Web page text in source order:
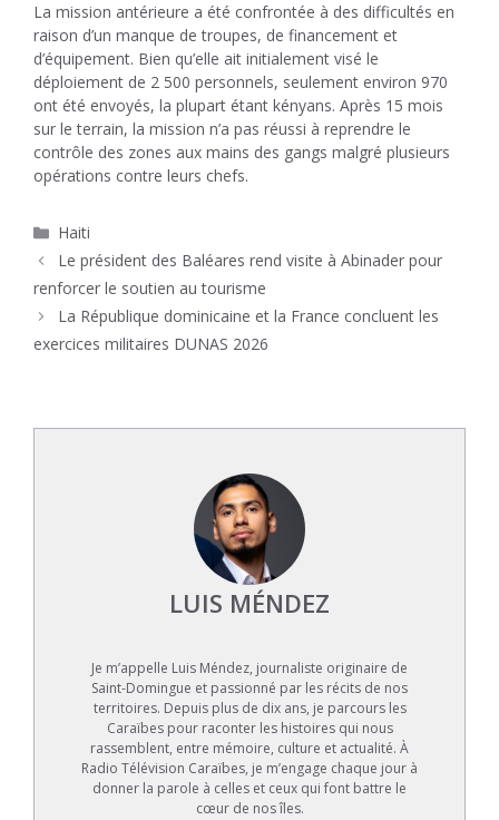
La mission antérieure a été confrontée à des difficultés en
raison d’un manque de troupes, de financement et
d’équipement. Bien qu’elle ait initialement visé le
déploiement de 2 500 personnels, seulement environ 970
ont été envoyés, la plupart étant kényans. Après 15 mois
sur le terrain, la mission n’a pas réussi à reprendre le
contrôle des zones aux mains des gangs malgré plusieurs
opérations contre leurs chefs.
Catégories
Haiti
Le président des Baléares rend visite à Abinader pour
renforcer le soutien au tourisme
La République dominicaine et la France concluent les
exercices militaires DUNAS 2026
LUIS MÉNDEZ
Je m’appelle Luis Méndez, journaliste originaire de
Saint-Domingue et passionné par les récits de nos
territoires. Depuis plus de dix ans, je parcours les
Caraïbes pour raconter les histoires qui nous
rassemblent, entre mémoire, culture et actualité. À
Radio Télévision Caraïbes, je m’engage chaque jour à
donner la parole à celles et ceux qui font battre le
cœur de nos îles.